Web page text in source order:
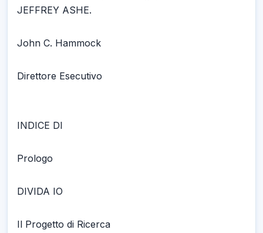
JEFFREY ASHE.
John C. Hammock
Direttore Esecutivo
INDICE DI
Prologo
DIVIDA IO
Il Progetto di Ricerca